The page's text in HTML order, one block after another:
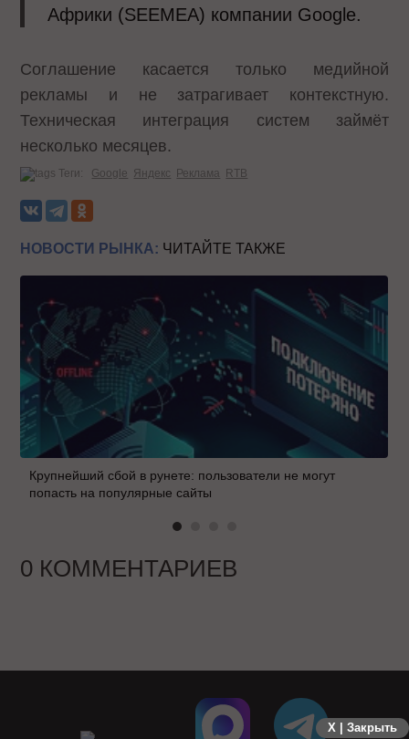
Африки (SEEMEA) компании Google.
Соглашение касается только медийной
рекламы и не затрагивает контекстную.
Техническая интеграция систем займёт
несколько месяцев.
Теги: Google Яндекс Реклама RTB
НОВОСТИ РЫНКА: ЧИТАЙТЕ ТАКЖЕ
Крупнейший сбой в рунете: пользователи не могут
попасть на популярные сайты
0 КОММЕНТАРИЕВ
X | Закрыть